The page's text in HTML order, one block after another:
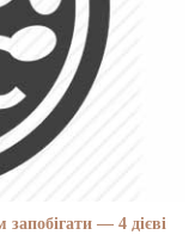
— 4 дієві